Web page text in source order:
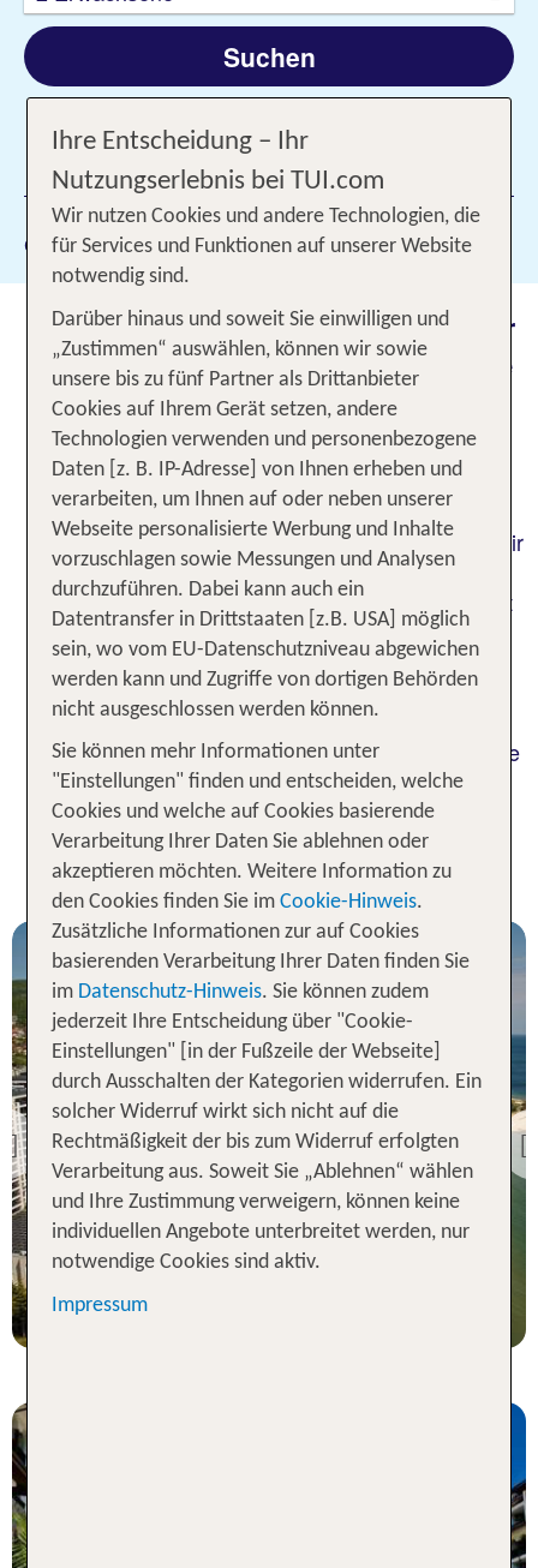
Suchen
1 Filter hinzugefügt
Gewählte Filter: Pomorie
Urlaub in Pomorie: Ferien an der
bulgarischen Schwarzmeerküste
Das Urlaubsziel Pomorie ist eine bezaubernde,
kleine Küstenstadt in Bulgarien. Suchst du nach
Entspannung, Kultur und Naturerlebnissen? Dann
bist du dort genau richtig. In deinem Urlaub am
Sonnenstrand des Schwarzen Meers lässt du es dir
an malerischen Stränden und in heilenden
Thermalquellen gut gehen. Die historische Altstadt
zeigt dir einen kleinen Teil der langen
Stadtgeschichte, während du in der Umgebung
Weinhaine und Weingüter erkundest. Ein weiteres
Highlight der charmanten Halbinsel, auf der die
Stadt liegt, ist die lokale Küche, deren Basis frische
Zutaten aus den Küstengebieten bilden.
1 Woche Pomorie Urlaub inkl.
Flug - Unsere TOP Angebote
Previous
Pomorie
Secrets Sunny Beach &
Spa
96 % Weiterempfehlung
7 Nächte, AI, DZ
statt
Ihre Entscheidung – Ihr
Nutzungserlebnis bei TUI.com
Wir nutzen Cookies und andere Technologien, die
für Services und Funktionen auf unserer Website
notwendig sind.
Darüber hinaus und soweit Sie einwilligen und
„Zustimmen“ auswählen, können wir sowie
unsere bis zu fünf Partner als Drittanbieter
Cookies auf Ihrem Gerät setzen, andere
Technologien verwenden und personenbezogene
Daten [z. B. IP-Adresse] von Ihnen erheben und
verarbeiten, um Ihnen auf oder neben unserer
Webseite personalisierte Werbung und Inhalte
vorzuschlagen sowie Messungen und Analysen
durchzuführen. Dabei kann auch ein
Datentransfer in Drittstaaten [z.B. USA] möglich
sein, wo vom EU-Datenschutzniveau abgewichen
werden kann und Zugriffe von dortigen Behörden
nicht ausgeschlossen werden können.
Sie können mehr Informationen unter
"Einstellungen" finden und entscheiden, welche
Cookies und welche auf Cookies basierende
Verarbeitung Ihrer Daten Sie ablehnen oder
akzeptieren möchten. Weitere Information zu
den Cookies finden Sie im Cookie-Hinweis.
Zusätzliche Informationen zur auf Cookies
basierenden Verarbeitung Ihrer Daten finden Sie
im Datenschutz-Hinweis. Sie können zudem
jederzeit Ihre Entscheidung über "Cookie-
Einstellungen" [in der Fußzeile der Webseite]
durch Ausschalten der Kategorien widerrufen. Ein
solcher Widerruf wirkt sich nicht auf die
Rechtmäßigkeit der bis zum Widerruf erfolgten
Verarbeitung aus. Soweit Sie „Ablehnen“ wählen
und Ihre Zustimmung verweigern, können keine
individuellen Angebote unterbreitet werden, nur
notwendige Cookies sind aktiv.
Impressum